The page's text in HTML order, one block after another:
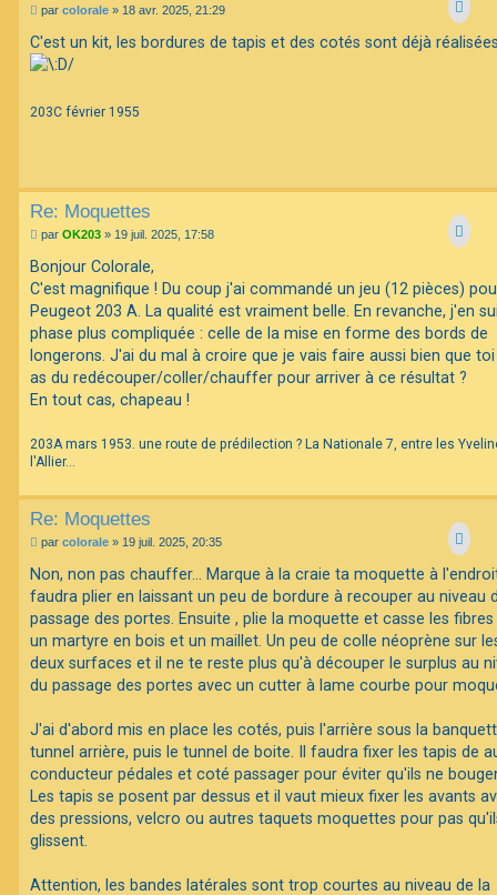
M
s
s
a
par colorale » 18 avr. 2025, 21:29
C'est un kit, les bordures de tapis et des cotés sont déjà
203C février 1955
Re: Moquettes
M
s
a
g
e
par OK203 » 19 juil. 2025, 17:58
Bonjour Colorale,
C'est magnifique ! Du coup j'ai commandé un jeu (12 pièces)
Peugeot 203 A. La qualité est vraiment belle. En revanche, j'en
phase plus compliquée : celle de la mise en forme des bords de
longerons. J'ai du mal à croire que je vais faire aussi bien que
as du redécouper/coller/chauffer pour arriver à ce résultat ?
En tout cas, chapeau !
203A mars 1953. une route de prédilection ? La Nationale 7, entre les
l'Allier...
Re: Moquettes
M
s
a
g
e
par colorale » 19 juil. 2025, 20:35
Non, non pas chauffer... Marque à la craie ta moquette à
faudra plier en laissant un peu de bordure à recouper au niveau
passage des portes. Ensuite , plie la moquette et casse les
un martyre en bois et un maillet. Un peu de colle néoprène sur
deux surfaces et il ne te reste plus qu'à découper le surplus au
du passage des portes avec un cutter à lame courbe pour
J'ai d'abord mis en place les cotés, puis l'arrière sous la
tunnel arrière, puis le tunnel de boite. Il faudra fixer les tapis de
conducteur pédales et coté passager pour éviter qu'ils ne
Les tapis se posent par dessus et il vaut mieux fixer les avants
des pressions, velcro ou autres taquets moquettes pour pas
glissent.
Attention, les bandes latérales sont trop courtes au niveau de la